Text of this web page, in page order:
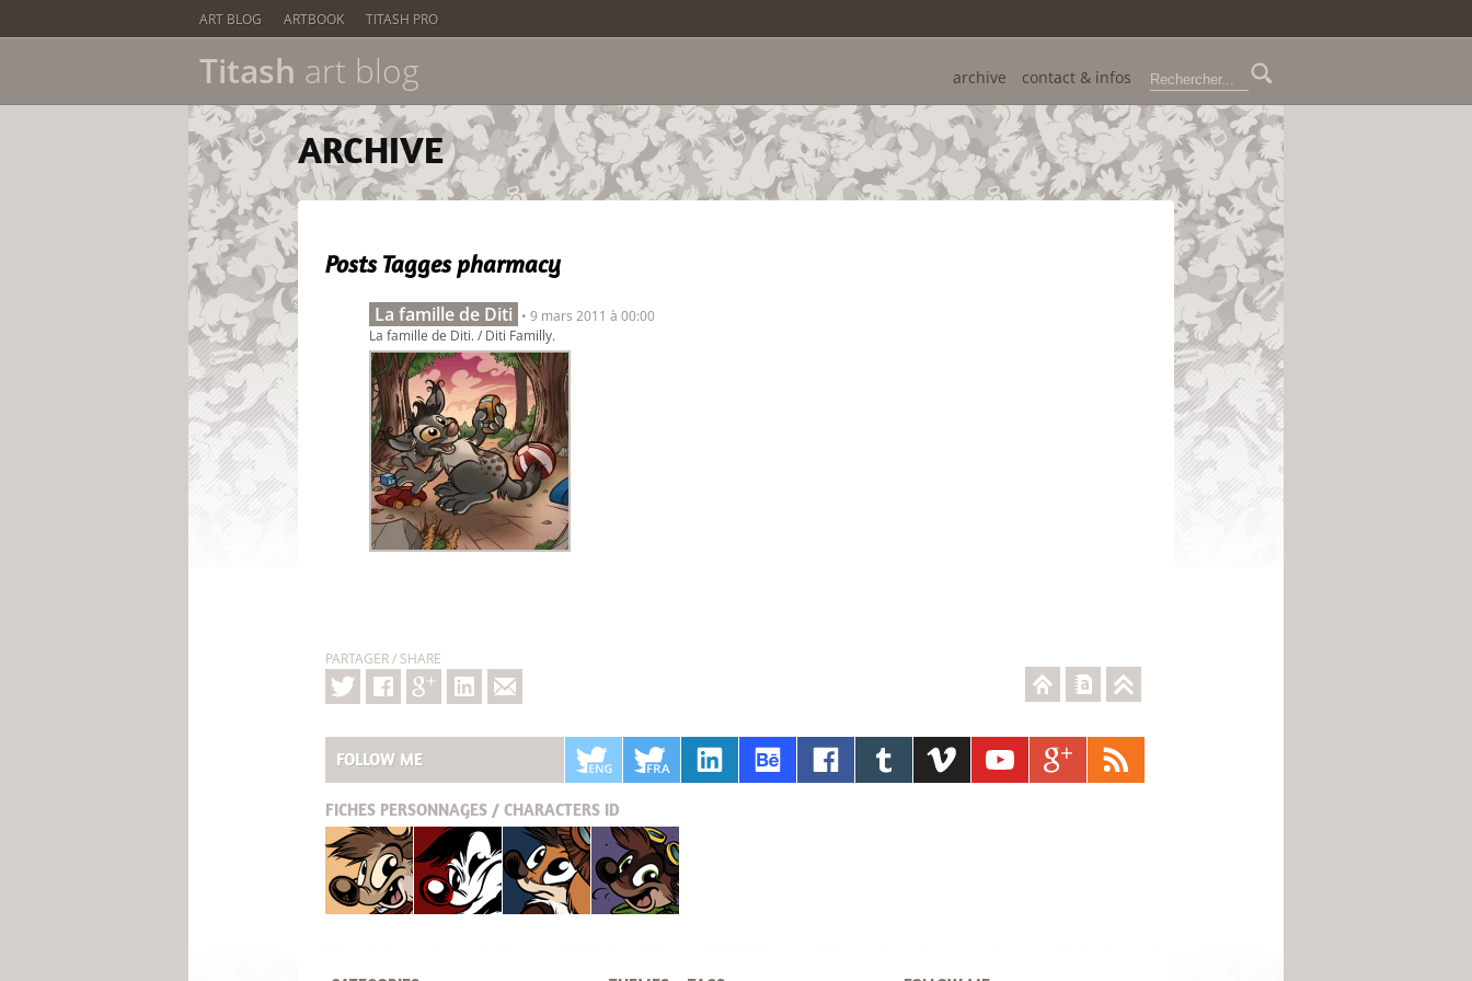
ART BLOG ARTBOOK TITASH PRO
Titash art blog archive contact & infos
ARCHIVE
Posts Taggespharmacy
La famille de Diti
• 9 mars 2011 à 00:00
La famille de Diti. / Diti Familly.
PARTAGER / SHARE
FOLLOW ME
FICHES PERSONNAGES / CHARACTERS ID
Titash Pistash Pucky Krabouille